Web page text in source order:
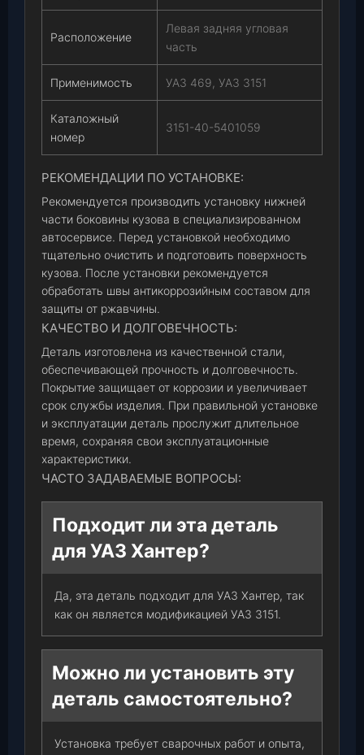
Расположение
Левая задняя угловая
часть
Применимость УАЗ 469, УАЗ 3151
Каталожный
номер
3151-40-5401059
РЕКОМЕНДАЦИИ ПО УСТАНОВКЕ:
Рекомендуется производить установку нижней
части боковины кузова в специализированном
автосервисе. Перед установкой необходимо
тщательно очистить и подготовить поверхность
кузова. После установки рекомендуется
обработать швы антикоррозийным составом для
защиты от ржавчины.
КАЧЕСТВО И ДОЛГОВЕЧНОСТЬ:
Деталь изготовлена из качественной стали,
обеспечивающей прочность и долговечность.
Покрытие защищает от коррозии и увеличивает
срок службы изделия. При правильной установке
и эксплуатации деталь прослужит длительное
время, сохраняя свои эксплуатационные
характеристики.
ЧАСТО ЗАДАВАЕМЫЕ ВОПРОСЫ:
Подходит ли эта деталь
для УАЗ Хантер?
Да, эта деталь подходит для УАЗ Хантер, так
как он является модификацией УАЗ 3151.
Можно ли установить эту
деталь самостоятельно?
Установка требует сварочных работ и опыта,